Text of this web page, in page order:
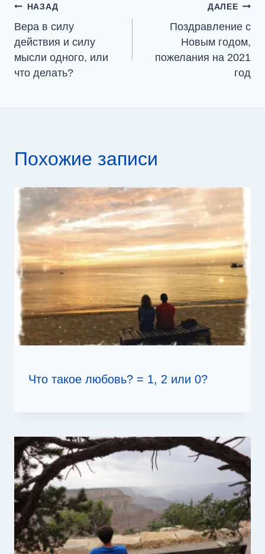
Навигация
по
записям
НАЗАД
Вера в силу
действия и силу
мысли одного, или
что делать?
ДАЛЕЕ
Поздравление с
Новым годом,
пожелания на 2021
год
Похожие записи
Что такое любовь? = 1, 2 или 0?